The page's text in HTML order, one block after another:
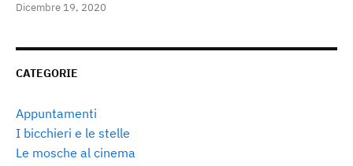
CATEGORIE
Appuntamenti
I bicchieri e le stelle
Le mosche al cinema
Dicembre 19, 2020